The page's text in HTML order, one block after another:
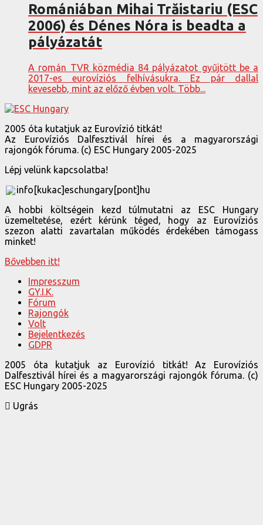
Romániában Mihai Trăistariu (ESC
2006) és Dénes Nóra is beadta a
pályázatát
A román TVR közmédia 84 pályázatot gyűjtött be a
2017-es eurovíziós felhívásukra. Ez pár dallal
kevesebb, mint az előző évben volt. Több...
2005 óta kutatjuk az Eurovízió titkát!
Az Eurovíziós Dalfesztivál hírei és a magyarországi
rajongók fóruma. (c) ESC Hungary 2005-2025
Lépj velünk kapcsolatba!
info[kukac]eschungary[pont]hu
A hobbi költségein kezd túlmutatni az ESC Hungary
üzemeltetése, ezért kérünk téged, hogy az Eurovíziós
szezon alatti zavartalan működés érdekében támogass
minket!
Bővebben itt!
Impresszum
GY.I.K.
Fórum
Rajongók
Volt
Bejelentkezés
GDPR
2005 óta kutatjuk az Eurovízió titkát! Az Eurovíziós
Dalfesztivál hírei és a magyarországi rajongók fóruma. (c)
ESC Hungary 2005-2025
Ugrás